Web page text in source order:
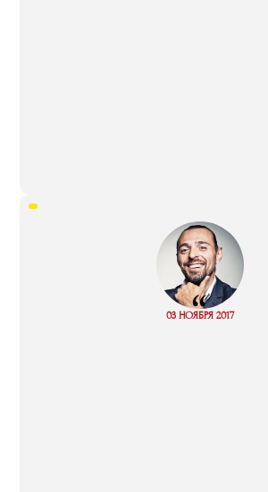
“
03 НОЯБРЯ 2017
Read